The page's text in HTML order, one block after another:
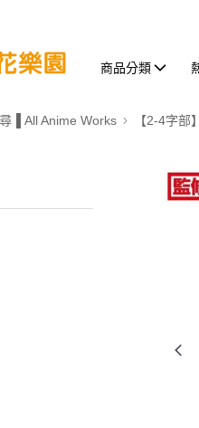
商品分類
▐ All Anime Works 【2-4字部